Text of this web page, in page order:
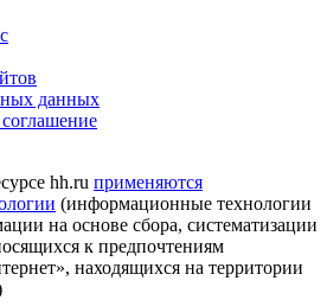
данных
hh.ru применяются
(информационные технологии
на основе сбора, систематизации
к предпочтениям
находящихся на территории